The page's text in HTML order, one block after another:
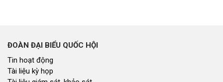
ĐOÀN ĐẠI BIỂU QUỐC HỘI
Tin hoạt động
Tài liệu kỳ họp